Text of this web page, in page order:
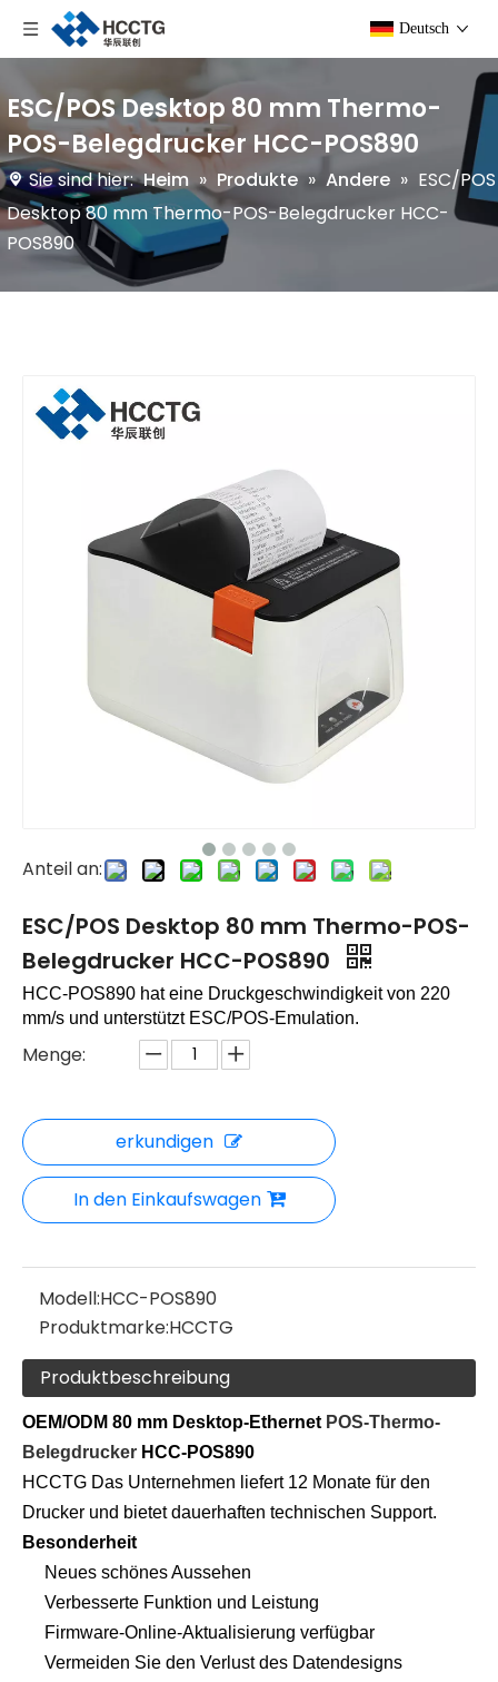
Deutsch
ESC/POS Desktop 80 mm Thermo-
POS-Belegdrucker HCC-POS890
Sie sind hier: Heim » Produkte » Andere » ESC/POS
Desktop 80 mm Thermo-POS-Belegdrucker HCC-
POS890
Anteil an:
ESC/POS Desktop 80 mm Thermo-POS-
Belegdrucker HCC-POS890
HCC-POS890 hat eine Druckgeschwindigkeit von 220
mm/s und unterstützt ESC/POS-Emulation.
Menge:
erkundigen
In den Einkaufswagen
Modell:HCC-POS890
Produktmarke:HCCTG
Produktbeschreibung
OEM/ODM 80 mm Desktop-Ethernet POS-Thermo-
Belegdrucker HCC-POS890
HCCTG Das Unternehmen liefert 12 Monate für den
Drucker und bietet dauerhaften technischen Support.
Besonderheit
Neues schönes Aussehen
Verbesserte Funktion und Leistung
Firmware-Online-Aktualisierung verfügbar
Vermeiden Sie den Verlust des Datendesigns